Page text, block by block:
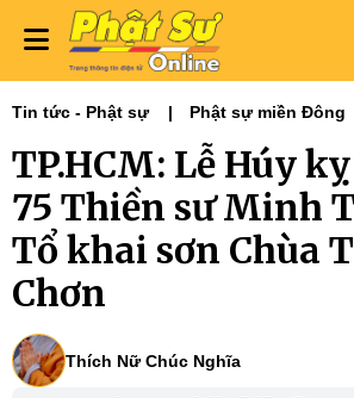
Tin tức - Phật sự Phật sự miền Đông
TP.HCM: Lễ Húy
75 Thiền sư Minh
Tổ khai sơn Chùa
Chơn
Thích Nữ Chúc Nghĩa